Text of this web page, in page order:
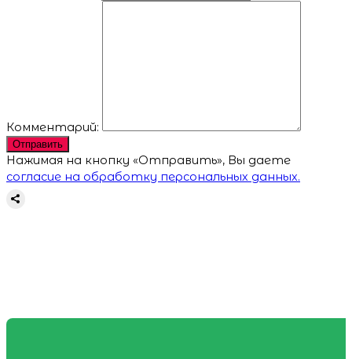
Комментарий:
Отправить
Нажимая на кнопку «Отправить», Вы даете
согласие на обработку персональных данных.